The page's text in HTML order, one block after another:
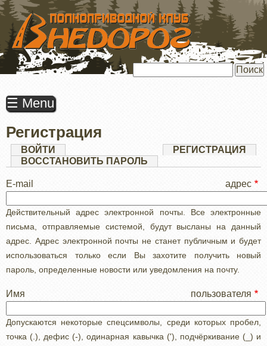
ПЕРЕЙТИ
ОСНОВНОМУ
СОДЕРЖАНИЮ
☰ Menu
Регистрация
Главные
вкладки
ВОЙТИ РЕГИСТРАЦИЯ
ВОССТАНОВИТЬ ПАРОЛЬ
E-mail адрес
Действительный адрес электронной почты. Все электронные
письма, отправляемые системой, будут высланы на данный
адрес. Адрес электронной почты не станет публичным и будет
использоваться только если Вы захотите получить новый
пароль, определенные новости или уведомления на почту.
Имя пользователя
Допускаются некоторые спецсимволы, среди которых пробел,
точка (.), дефис (-), одинарная кавычка ('), подчёркивание (_) и